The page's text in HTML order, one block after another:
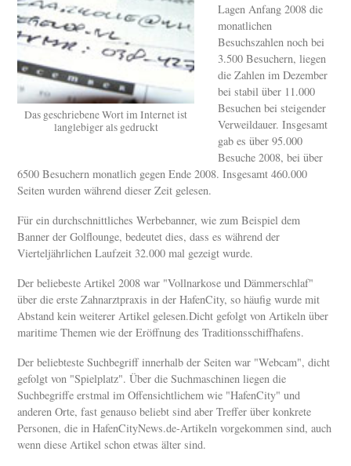
Das geschriebene Wort im Internet ist
langlebiger als gedruckt
Lagen Anfang 2008 die
monatlichen
Besuchszahlen noch bei
3.500 Besuchern, liegen
die Zahlen im Dezember
bei stabil über 11.000
Besuchen bei steigender
Verweildauer. Insgesamt
gab es über 95.000
Besuche 2008, bei über
6500 Besuchern monatlich gegen Ende 2008. Insgesamt 460.000
Seiten wurden während dieser Zeit gelesen.
Für ein durchschnittliches Werbebanner, wie zum Beispiel dem
Banner der Golflounge, bedeutet dies, dass es während der
Vierteljährlichen Laufzeit 32.000 mal gezeigt wurde.
Der beliebeste Artikel 2008 war "Vollnarkose und Dämmerschlaf"
über die erste Zahnarztpraxis in der HafenCity, so häufig wurde mit
Abstand kein weiterer Artikel gelesen.Dicht gefolgt von Artikeln über
maritime Themen wie der Eröffnung des Traditionsschiffhafens.
Der beliebteste Suchbegriff innerhalb der Seiten war "Webcam", dicht
gefolgt von "Spielplatz". Über die Suchmaschinen liegen die
Suchbegriffe erstmal im Offensichtlichem wie "HafenCity" und
anderen Orte, fast genauso beliebt sind aber Treffer über konkrete
Personen, die in HafenCityNews.de-Artikeln vorgekommen sind, auch
wenn diese Artikel schon etwas älter sind.